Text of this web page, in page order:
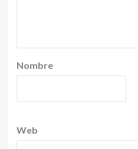
Nombre
Web